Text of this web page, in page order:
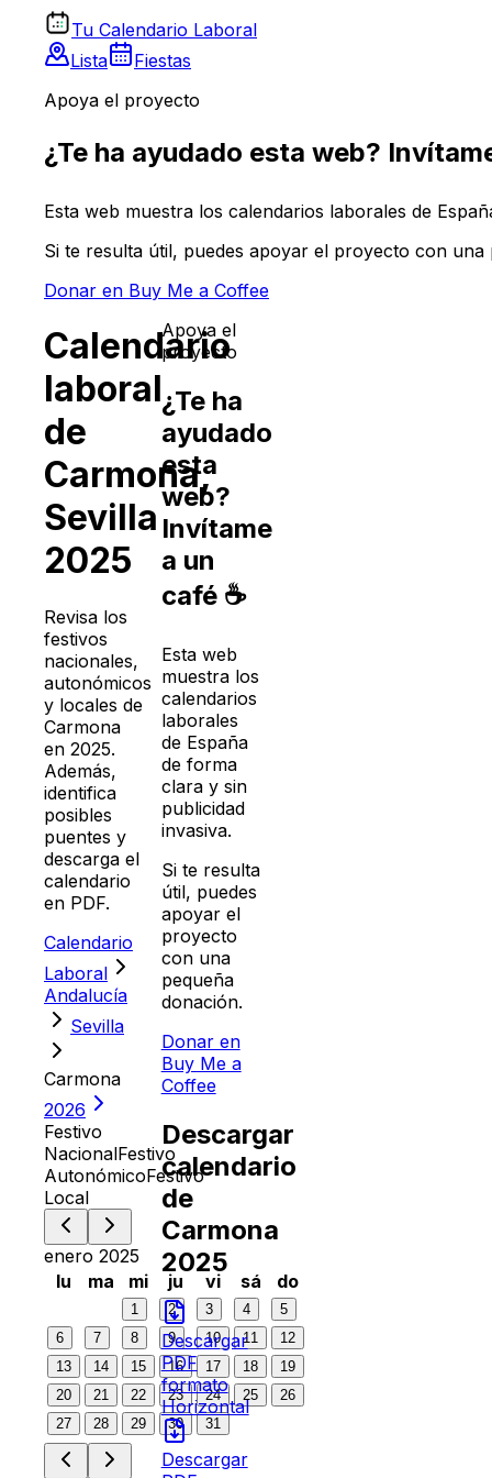
Tu Calendario Laboral
Lista
Fiestas
Apoya el proyecto
¿Te ha ayudado esta web?
Esta web muestra los calendarios laborales de
Si te resulta útil, puedes apoyar el proyecto con una
Donar en Buy Me a Coffee
Calendario
laboral
de
Carmona,
Sevilla
2025
Revisa los
festivos
nacionales,
autonómicos
y locales de
Carmona
en 2025.
Además,
identifica
posibles
puentes y
descarga el
calendario
en PDF.
Calendario
Laboral
Andalucía
Sevilla
Carmona
2026
Festivo
NacionalFestivo
AutonómicoFestivo
Local
enero 2025
lu
ma mi ju vi sá do
1 2 3 4
5
6
7 8 9 10 11
12
13
14 15 16 17 18
19
20
21 22 23 24 25
26
27
28 29 30 31
Apoya el
proyecto
¿Te ha
ayudado
esta
web?
Invítame
a un
café ☕
Esta web
muestra los
calendarios
laborales
de España
de forma
clara y sin
publicidad
invasiva.
Si te resulta
útil, puedes
apoyar el
proyecto
con una
pequeña
donación.
Donar en
Buy Me a
Coffee
Descargar
calendario
de
Carmona
2025
Descargar
PDF
formato
Horizontal
Descargar